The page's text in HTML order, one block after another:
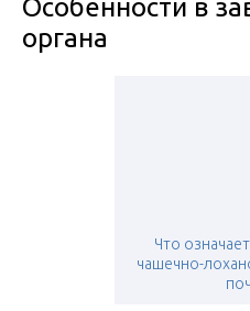
Особенности в
органа
Что
чашечно-